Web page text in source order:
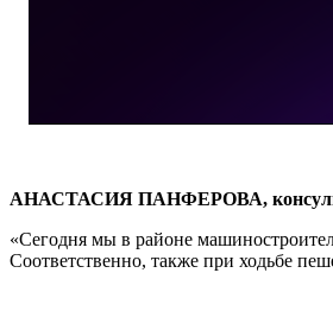
АНАСТАСИЯ ПАНФЕРОВА,
«Сегодня мы в районе
Соответственно, также при ходьбе